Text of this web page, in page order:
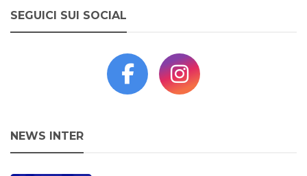
SEGUICI SUI SOCIAL
NEWS INTER